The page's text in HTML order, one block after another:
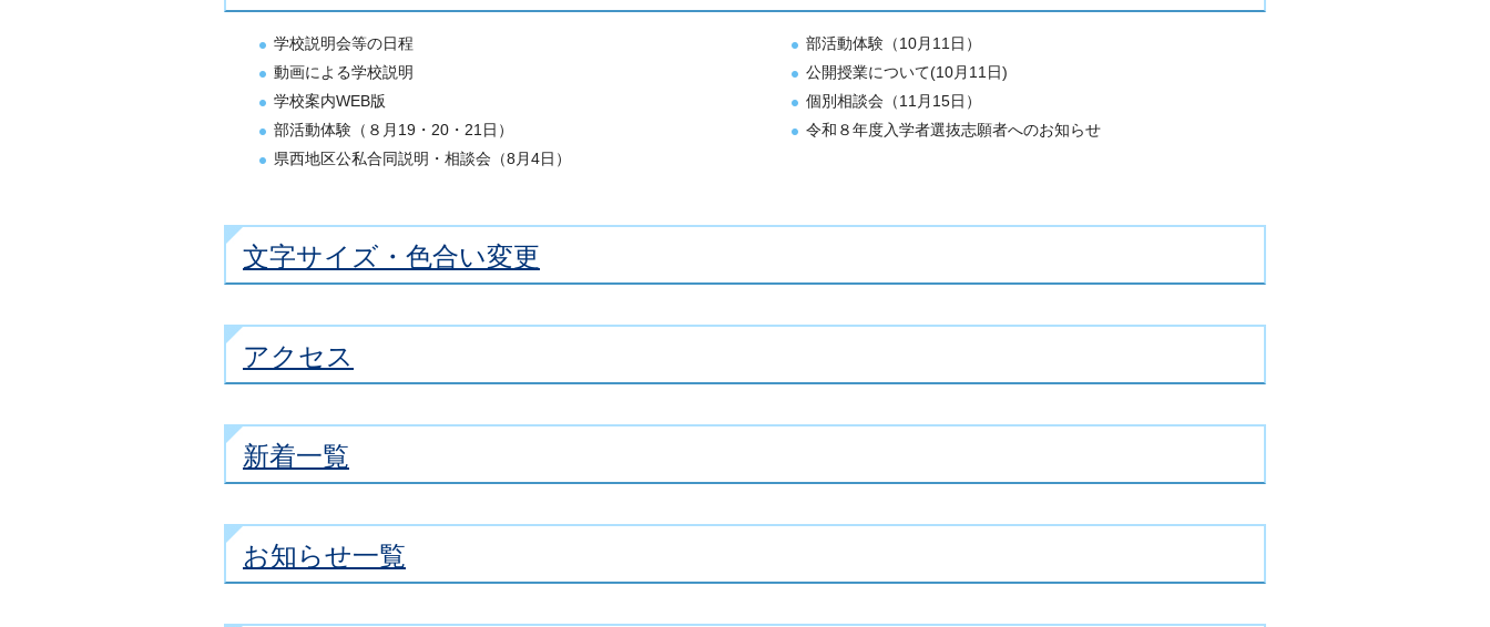
学校説明会等の日程
動画による学校説明
学校案内WEB版
部活動体験（８月19・20・21日）
県西地区公私合同説明・相談会（8月4日）
部活動体験（10月11日）
公開授業について(10月11日)
個別相談会（11月15日）
令和８年度入学者選抜志願者へのお知らせ
文字サイズ・色合い変更
アクセス
新着一覧
お知らせ一覧